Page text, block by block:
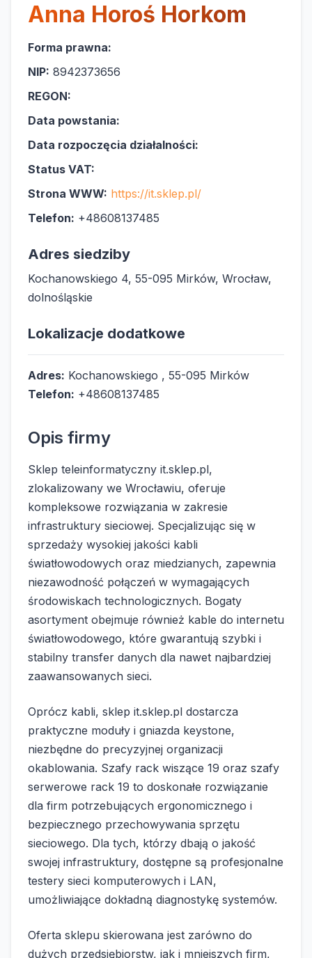
Anna Horoś Horkom
Forma prawna:
NIP: 8942373656
REGON:
Data powstania:
Data rozpoczęcia działalności:
Status VAT:
Strona WWW: https://it.sklep.pl/
Telefon: +48608137485
Adres siedziby
Kochanowskiego 4, 55-095 Mirków, Wrocław,
dolnośląskie
Lokalizacje dodatkowe
Adres: Kochanowskiego , 55-095 Mirków
Telefon: +48608137485
Opis firmy
Sklep teleinformatyczny it.sklep.pl,
zlokalizowany we Wrocławiu, oferuje
kompleksowe rozwiązania w zakresie
infrastruktury sieciowej. Specjalizując się w
sprzedaży wysokiej jakości kabli
światłowodowych oraz miedzianych, zapewnia
niezawodność połączeń w wymagających
środowiskach technologicznych. Bogaty
asortyment obejmuje również kable do internetu
światłowodowego, które gwarantują szybki i
stabilny transfer danych dla nawet najbardziej
zaawansowanych sieci.
Oprócz kabli, sklep it.sklep.pl dostarcza
praktyczne moduły i gniazda keystone,
niezbędne do precyzyjnej organizacji
okablowania. Szafy rack wiszące 19 oraz szafy
serwerowe rack 19 to doskonałe rozwiązanie
dla firm potrzebujących ergonomicznego i
bezpiecznego przechowywania sprzętu
sieciowego. Dla tych, którzy dbają o jakość
swojej infrastruktury, dostępne są profesjonalne
testery sieci komputerowych i LAN,
umożliwiające dokładną diagnostykę systemów.
Oferta sklepu skierowana jest zarówno do
dużych przedsiębiorstw, jak i mniejszych firm,